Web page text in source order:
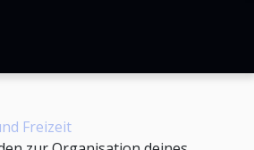
Freizeit